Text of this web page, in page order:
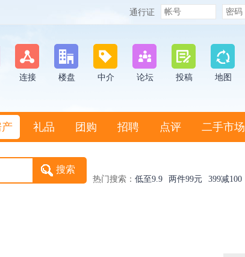
通行证
连接 楼盘 中介 论坛 投稿
地图
产 礼品 团购 招聘 点评 二手市场
热门搜索： 低至9.9 两件99元 399减100